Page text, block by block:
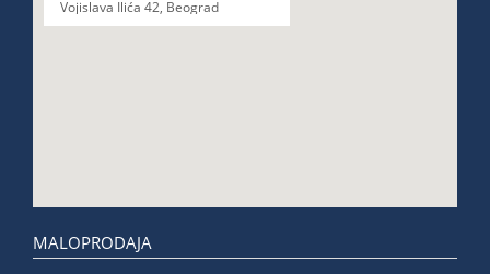
Vojislava Ilića 42, Beograd
MALOPRODAJA